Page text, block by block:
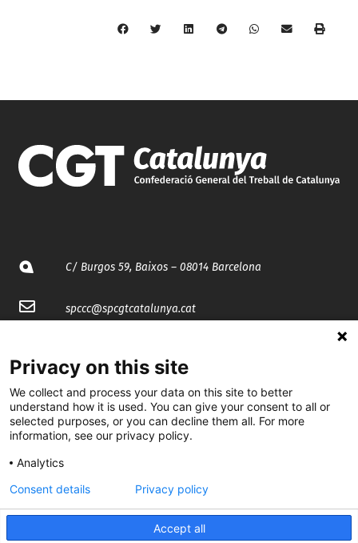
C/ Burgos 59, Baixos – 08014 Barcelona
spccc@spcgtcatalunya.cat
@CGTCatalunya
cgtcatalunya
cgtcatalunya
Privacy on this site
We collect and process your data on this site to better
understand how it is used. You can give your consent to all or
selected purposes, or you can decline them all. For more
information, see our privacy policy.
Analytics
Accept all
Consent details Privacy policy